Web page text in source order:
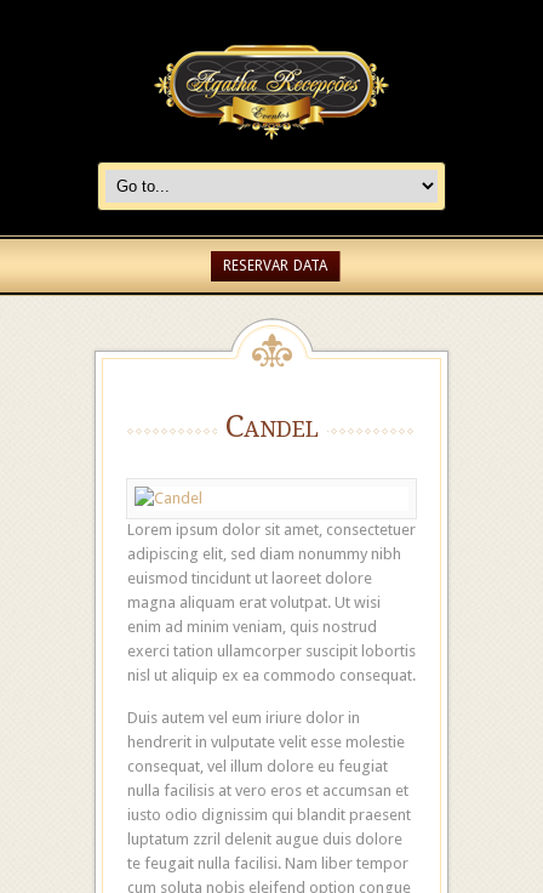
RESERVAR DATA
Candel
Lorem ipsum dolor sit amet, consectetuer
adipiscing elit, sed diam nonummy nibh
euismod tincidunt ut laoreet dolore
magna aliquam erat volutpat. Ut wisi
enim ad minim veniam, quis nostrud
exerci tation ullamcorper suscipit lobortis
nisl ut aliquip ex ea commodo consequat.
Duis autem vel eum iriure dolor in
hendrerit in vulputate velit esse molestie
consequat, vel illum dolore eu feugiat
nulla facilisis at vero eros et accumsan et
iusto odio dignissim qui blandit praesent
luptatum zzril delenit augue duis dolore
te feugait nulla facilisi. Nam liber tempor
cum soluta nobis eleifend option congue